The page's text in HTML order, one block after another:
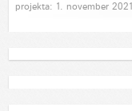
projekta: 1. november